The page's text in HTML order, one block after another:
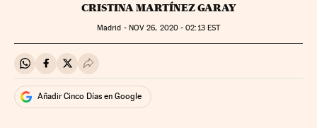
CRISTINA MARTÍNEZ GARAY
Madrid - NOV 26, 2020 - 02:13EST
Compartir en Whatsapp
Compartir en Facebook
Compartir en Twitter
Desplegar Redes Sociales
Añadir Cinco Días en Google